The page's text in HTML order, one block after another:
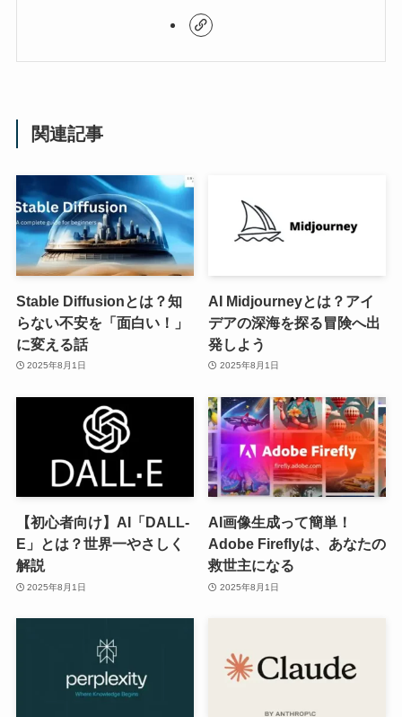
関連記事
Stable Diffusionとは？知
らない不安を「面白い！」
に変える話
2025年8月1日
AI Midjourneyとは？アイ
デアの深海を探る冒険へ出
発しよう
2025年8月1日
【初心者向け】AI「DALL-
E」とは？世界一やさしく
解説
2025年8月1日
AI画像生成って簡単！
Adobe Fireflyは、あなたの
救世主になる
2025年8月1日